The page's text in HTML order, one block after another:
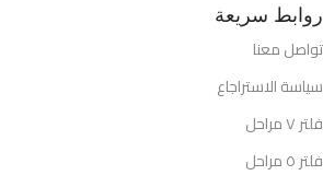
روابط سريعة
تواصل معنا
سياسة الاستراجاع
فلتر ٧ مراحل
فلتر ٥ مراحل